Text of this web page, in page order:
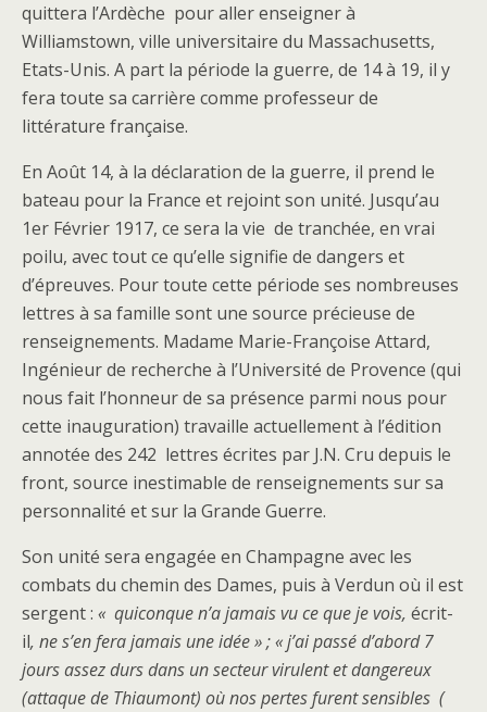
quittera l’Ardèche pour aller enseigner à
Williamstown, ville universitaire du Massachusetts,
Etats-Unis. A part la période la guerre, de 14 à 19, il y
fera toute sa carrière comme professeur de
littérature française.
En Août 14, à la déclaration de la guerre, il prend le
bateau pour la France et rejoint son unité. Jusqu’au
1er Février 1917, ce sera la vie de tranchée, en vrai
poilu, avec tout ce qu’elle signifie de dangers et
d’épreuves. Pour toute cette période ses nombreuses
lettres à sa famille sont une source précieuse de
renseignements. Madame Marie-Françoise Attard,
Ingénieur de recherche à l’Université de Provence (qui
nous fait l’honneur de sa présence parmi nous pour
cette inauguration) travaille actuellement à l’édition
annotée des 242 lettres écrites par J.N. Cru depuis le
front, source inestimable de renseignements sur sa
personnalité et sur la Grande Guerre.
Son unité sera engagée en Champagne avec les
combats du chemin des Dames, puis à Verdun où il est
sergent : « quiconque n’a jamais vu ce que je vois, écrit-
il, ne s’en fera jamais une idée » ;« j’ai passé d’abord 7
jours assez durs dans un secteur virulent et dangereux
(attaque de Thiaumont) où nos pertes furent sensibles (